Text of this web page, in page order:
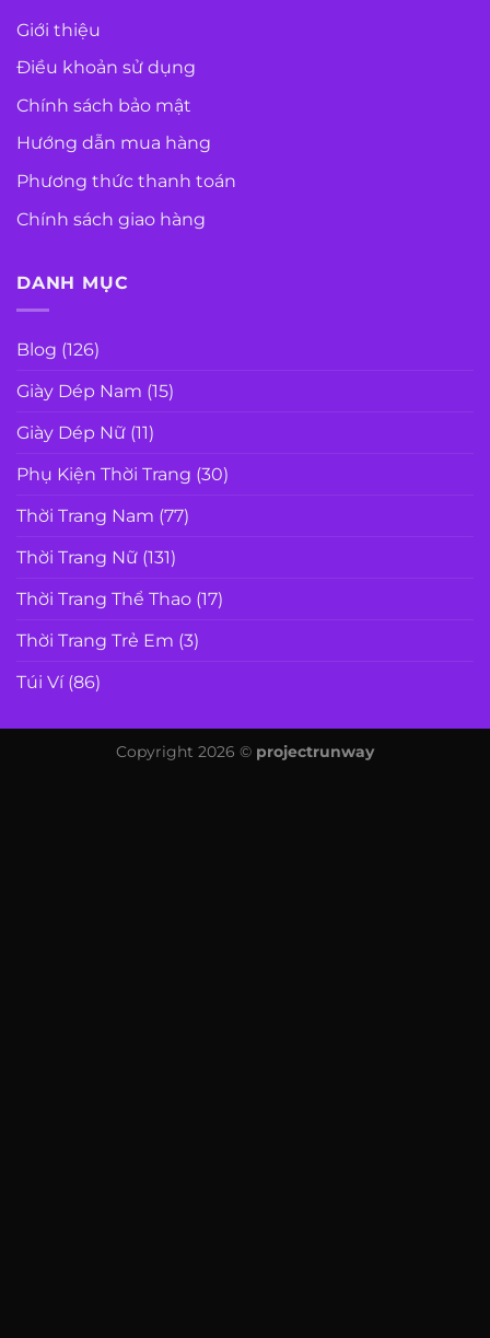
Giới thiệu
Điều khoản sử dụng
Chính sách bảo mật
Hướng dẫn mua hàng
Phương thức thanh toán
Chính sách giao hàng
DANH MỤC
Blog (126)
Giày Dép Nam (15)
Giày Dép Nữ (11)
Phụ Kiện Thời Trang (30)
Thời Trang Nam (77)
Thời Trang Nữ (131)
Thời Trang Thể Thao (17)
Thời Trang Trẻ Em (3)
Túi Ví(86)
Copyright 2026 © projectrunway